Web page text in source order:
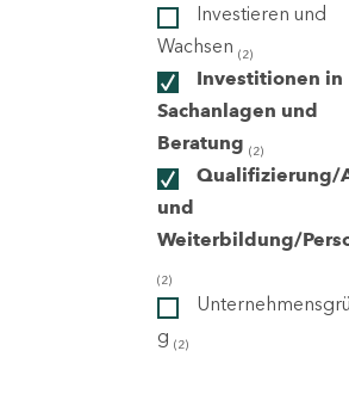
Investieren und
Wachsen (2)
Investitionen in
Sachanlagen und
Beratung (2)
Qualifizierung/
und
Weiterbildung/
(2)
g (2)